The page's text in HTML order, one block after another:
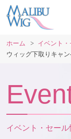
ホーム > イベント
ウィッグ下取りキャ
イベント・セール